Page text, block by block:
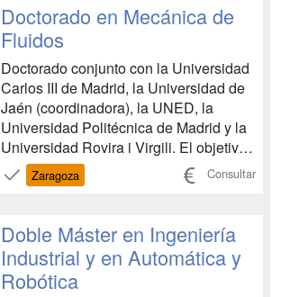
Doctorado en Mecánica de
Fluidos
Doctorado conjunto con la Universidad
Carlos III de Madrid, la Universidad de
Jaén (coordinadora), la UNED, la
Universidad Politécnica de Madrid y la
Universidad Rovira i Virgili. El objetivo
general del doctorado es la formación
del alumno para la investigación
disciplina de la Mecánica de Fluidos,...
Zaragoza Consultar
Doble Máster en Ingeniería
Industrial y en Automática y
Robótica